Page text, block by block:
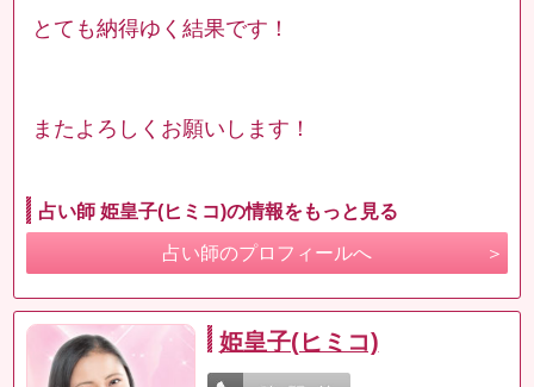
とても納得ゆく結果です！
またよろしくお願いします！
占い師 姫皇子(ヒミコ)の情報をもっと見る
占い師のプロフィールへ
姫皇子(ヒミコ)